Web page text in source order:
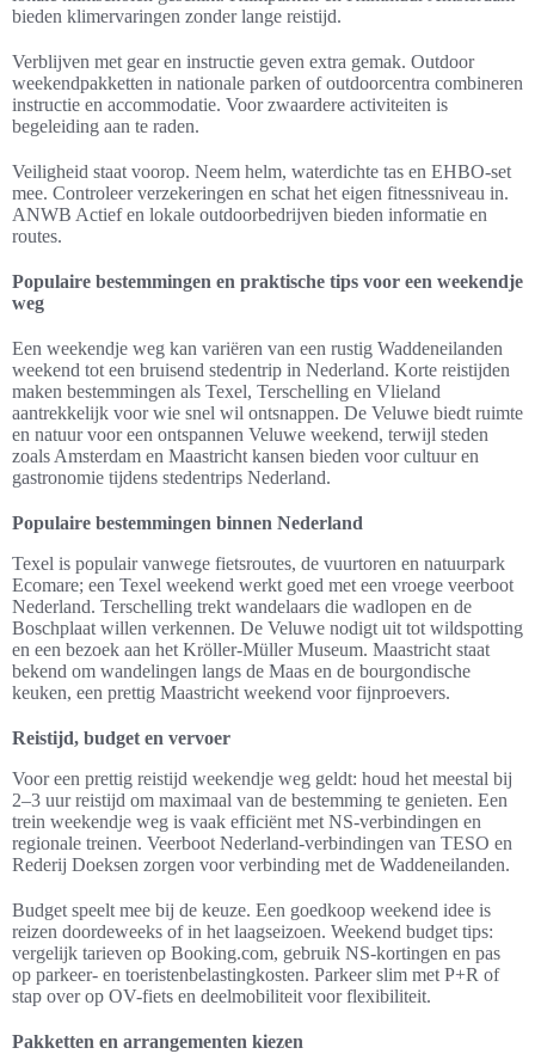
bieden klimervaringen zonder lange reistijd.
Verblijven met gear en instructie geven extra gemak. Outdoor
weekendpakketten in nationale parken of outdoorcentra combineren
instructie en accommodatie. Voor zwaardere activiteiten is
begeleiding aan te raden.
Veiligheid staat voorop. Neem helm, waterdichte tas en EHBO-set
mee. Controleer verzekeringen en schat het eigen fitnessniveau in.
ANWB Actief en lokale outdoorbedrijven bieden informatie en
routes.
Populaire bestemmingen en praktische tips voor een weekendje
weg
Een weekendje weg kan variëren van een rustig Waddeneilanden
weekend tot een bruisend stedentrip in Nederland. Korte reistijden
maken bestemmingen als Texel, Terschelling en Vlieland
aantrekkelijk voor wie snel wil ontsnappen. De Veluwe biedt ruimte
en natuur voor een ontspannen Veluwe weekend, terwijl steden
zoals Amsterdam en Maastricht kansen bieden voor cultuur en
gastronomie tijdens stedentrips Nederland.
Populaire bestemmingen binnen Nederland
Texel is populair vanwege fietsroutes, de vuurtoren en natuurpark
Ecomare; een Texel weekend werkt goed met een vroege veerboot
Nederland. Terschelling trekt wandelaars die wadlopen en de
Boschplaat willen verkennen. De Veluwe nodigt uit tot wildspotting
en een bezoek aan het Kröller-Müller Museum. Maastricht staat
bekend om wandelingen langs de Maas en de bourgondische
keuken, een prettig Maastricht weekend voor fijnproevers.
Reistijd, budget en vervoer
Voor een prettig reistijd weekendje weg geldt: houd het meestal bij
2–3 uur reistijd om maximaal van de bestemming te genieten. Een
trein weekendje weg is vaak efficiënt met NS-verbindingen en
regionale treinen. Veerboot Nederland-verbindingen van TESO en
Rederij Doeksen zorgen voor verbinding met de Waddeneilanden.
Budget speelt mee bij de keuze. Een goedkoop weekend idee is
reizen doordeweeks of in het laagseizoen. Weekend budget tips:
vergelijk tarieven op Booking.com, gebruik NS-kortingen en pas
op parkeer- en toeristenbelastingkosten. Parkeer slim met P+R of
stap over op OV-fiets en deelmobiliteit voor flexibiliteit.
Pakketten en arrangementen kiezen